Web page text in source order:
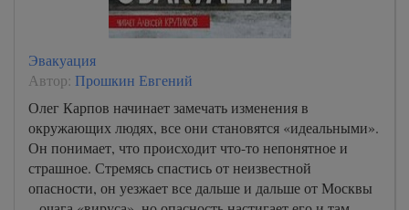
Эвакуация
Автор: Прошкин Евгений
Олег Карпов начинает замечать изменения в
окружающих людях, все они становятся «идеальными».
Он понимает, что происходит что-то непонятное и
страшное. Стремясь спастись от неизвестной
опасности, он уезжает все дальше и дальше от Москвы